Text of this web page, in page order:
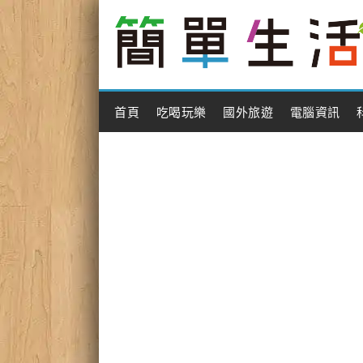
Main Menu
首頁 吃喝玩樂 國外旅遊 電腦資訊